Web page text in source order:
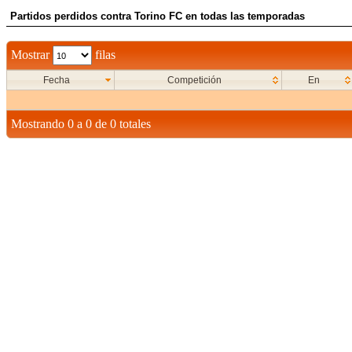
Partidos perdidos contra Torino FC en todas las temporadas
Mostrar filas
Fecha Competición En
Mostrando 0 a 0 de 0 totales